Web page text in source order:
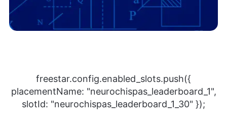
freestar.config.enabled_slots.push({
placementName: "neurochispas_leaderboard_1",
slotId: "neurochispas_leaderboard_1_30" });